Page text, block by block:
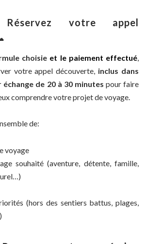
Réservez votre appel
choisie et le paiement effectué,
votre appel découverte, inclus dans
échange de 20 à 30 minutes pour faire
comprendre votre projet de voyage.
de:
voyage
souhaité (aventure, détente, famille,
(hors des sentiers battus, plages,